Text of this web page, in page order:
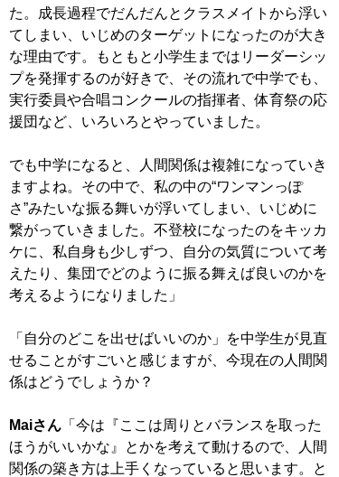
た。成長過程でだんだんとクラスメイトから浮い
てしまい、いじめのターゲットになったのが大き
な理由です。もともと小学生まではリーダーシッ
プを発揮するのが好きで、その流れで中学でも、
実行委員や合唱コンクールの指揮者、体育祭の応
援団など、いろいろとやっていました。
でも中学になると、人間関係は複雑になっていき
ますよね。その中で、私の中の“ワンマンっぽ
さ”みたいな振る舞いが浮いてしまい、いじめに
繋がっていきました。不登校になったのをキッカ
ケに、私自身も少しずつ、自分の気質について考
えたり、集団でどのように振る舞えば良いのかを
考えるようになりました」
「自分のどこを出せばいいのか」を中学生が見直
せることがすごいと感じますが、今現在の人間関
係はどうでしょうか？
Maiさん 「今は『ここは周りとバランスを取った
ほうがいいかな』とかを考えて動けるので、人間
関係の築き方は上手くなっていると思います。と